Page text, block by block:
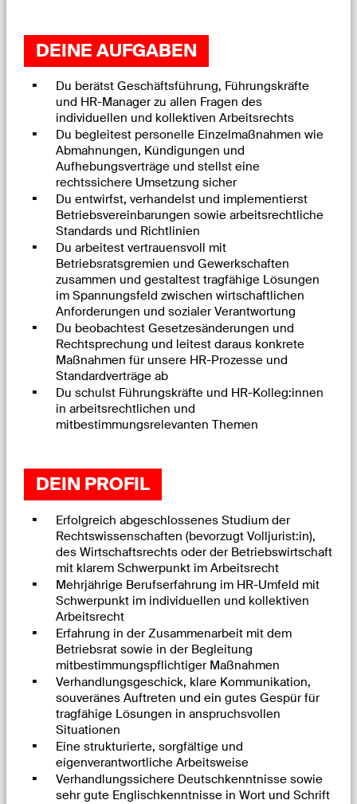
DEINE AUFGABEN
Du berätst Geschäftsführung, Führungskräfte
und HR-Manager zu allen Fragen des
individuellen und kollektiven Arbeitsrechts
Du begleitest personelle Einzelmaßnahmen wie
Abmahnungen, Kündigungen und
Aufhebungsverträge und stellst eine
rechtssichere Umsetzung sicher
Du entwirfst, verhandelst und implementierst
Betriebsvereinbarungen sowie arbeitsrechtliche
Standards und Richtlinien
Du arbeitest vertrauensvoll mit
Betriebsratsgremien und Gewerkschaften
zusammen und gestaltest tragfähige Lösungen
im Spannungsfeld zwischen wirtschaftlichen
Anforderungen und sozialer Verantwortung
Du beobachtest Gesetzesänderungen und
Rechtsprechung und leitest daraus konkrete
Maßnahmen für unsere HR-Prozesse und
Standardverträge ab
Du schulst Führungskräfte und HR-Kolleg:innen
in arbeitsrechtlichen und
mitbestimmungsrelevanten Themen
DEIN PROFIL
Erfolgreich abgeschlossenes Studium der
Rechtswissenschaften (bevorzugt Volljurist:in),
des Wirtschaftsrechts oder der Betriebswirtschaft
mit klarem Schwerpunkt im Arbeitsrecht
Mehrjährige Berufserfahrung im HR-Umfeld mit
Schwerpunkt im individuellen und kollektiven
Arbeitsrecht
Erfahrung in der Zusammenarbeit mit dem
Betriebsrat sowie in der Begleitung
mitbestimmungspflichtiger Maßnahmen
Verhandlungsgeschick, klare Kommunikation,
souveränes Auftreten und ein gutes Gespür für
tragfähige Lösungen in anspruchsvollen
Situationen
Eine strukturierte, sorgfältige und
eigenverantwortliche Arbeitsweise
Verhandlungssichere Deutschkenntnisse sowie
sehr gute Englischkenntnisse in Wort und Schrift